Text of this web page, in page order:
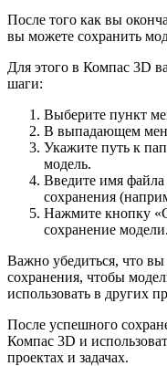
После того как вы
вы можете сохранить
Для этого в Компас 3D
шаги:
Выберите пункт
В выпадающем
Укажите путь к
модель.
Введите имя
сохранения
Нажмите кнопку
сохранение модели.
Важно убедиться, что
сохранения, чтобы
использовать в других
После успешного
Компас 3D и
проектах и задачах.